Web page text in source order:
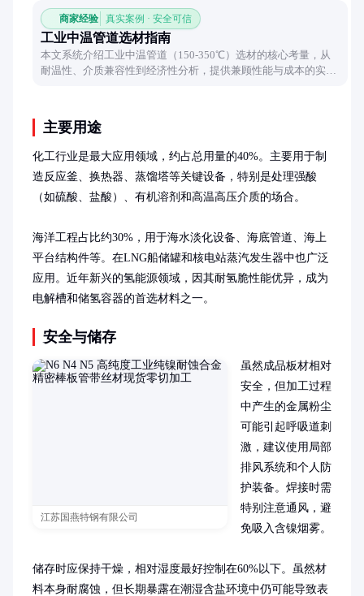
商家经验 真实案例 · 安全可信
工业中温管道选材指南
本文系统介绍工业中温管道（150-350℃）选材的核心考量，从
耐温性、介质兼容性到经济性分析，提供兼顾性能与成本的实用
主要用途
化工行业是最大应用领域，约占总用量的40%。主要用于制
造反应釜、换热器、蒸馏塔等关键设备，特别是处理强酸
（如硫酸、盐酸）、有机溶剂和高温高压介质的场合。
海洋工程占比约30%，用于海水淡化设备、海底管道、海上
平台结构件等。在LNG船储罐和核电站蒸汽发生器中也广泛
应用。近年新兴的氢能源领域，因其耐氢脆性能优异，成为
电解槽和储氢容器的首选材料之一。
安全与储存
江苏国燕特钢有限公司
虽然成品板材相对
安全，但加工过程
中产生的金属粉尘
可能引起呼吸道刺
激，建议使用局部
排风系统和个人防
护装备。焊接时需
特别注意通风，避
免吸入含镍烟雾。
储存时应保持干燥，相对湿度最好控制在60%以下。虽然材
料本身耐腐蚀，但长期暴露在潮湿含盐环境中仍可能导致表